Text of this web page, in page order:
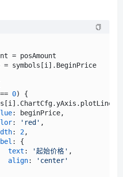
= posAmount
= symbols[i]. BeginPrice
0)
ChartCfg.yAxis . plotLines
: beginPrice,
: 'red' ,
: 2,
: {
text : '起始价格' ,
align:
'center'